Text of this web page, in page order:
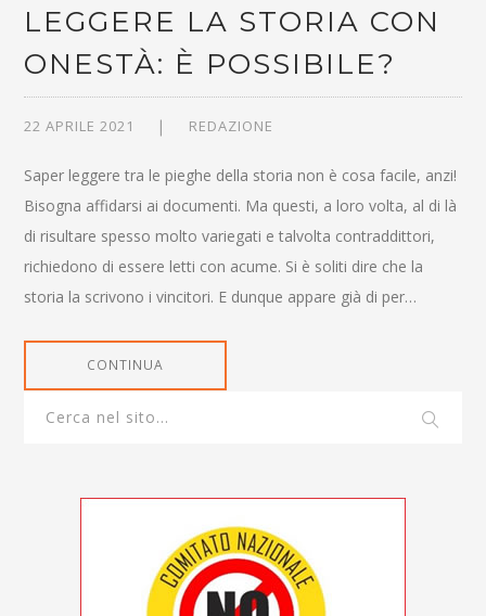
LEGGERE LA STORIA CON
ONESTÀ: È POSSIBILE?
22 APRILE 2021 REDAZIONE
Saper leggere tra le pieghe della storia non è cosa facile, anzi!
Bisogna affidarsi ai documenti. Ma questi, a loro volta, al di là
di risultare spesso molto variegati e talvolta contraddittori,
richiedono di essere letti con acume. Si è soliti dire che la
storia la scrivono i vincitori. E dunque appare già di per…
CONTINUA